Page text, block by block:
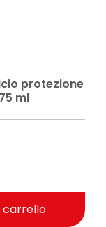
protezione
ml
carrello